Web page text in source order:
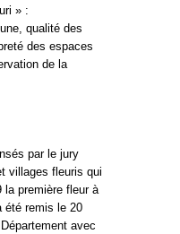
» :
qualité des
des espaces
de la
par le jury
villages fleuris qui
la première fleur à
été remis le 20
avec